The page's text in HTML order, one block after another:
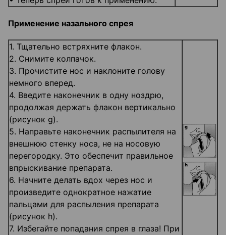
Применение назального спрея
1. Тщательно встряхните флакон.
2. Снимите колпачок.
3. Прочистите нос и наклоните голову
немного вперед.
4. Введите наконечник в одну ноздрю,
продолжая держать флакон вертикально
(рисунок g).
5. Направьте наконечник распылителя на
внешнюю стенку носа, не на носовую
перегородку. Это обеспечит правильное
впрыскивание препарата.
6. Начните делать вдох через нос и
произведите однократное нажатие
пальцами для распыления препарата
(рисунок h).
7. Избегайте попадания спрея в глаза! При